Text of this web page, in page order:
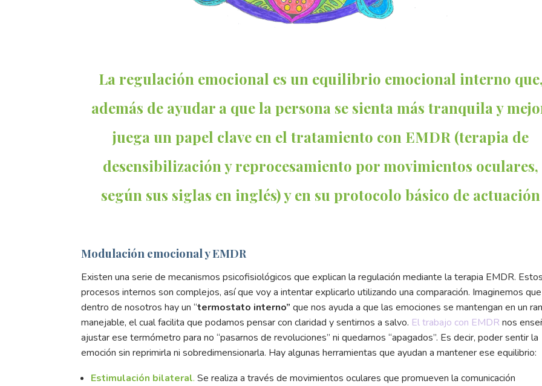
La regulación emocional es un equilibrio emocional interno
además de ayudar a que la persona se sienta más tranquila y
juega un papel clave en el tratamiento con EMDR (terapia de
desensibilización y reprocesamiento por movimientos oculares,
según sus siglas en inglés) y en su protocolo básico de actuación
Modulación emocional y EMDR
Existen una serie de mecanismos psico­fisiológicos que explican la regulación mediante la terapia EMDR.
procesos internos son complejos, así que voy a intentar explicarlo utilizando una comparación. Imaginemos que
dentro de nosotros hay un “termostato interno” que nos ayuda a que las emociones se mantengan en un
manejable, el cual facilita que podamos pensar con claridad y sentirnos a salvo. El trabajo con EMDR nos
ajustar ese termómetro para no “pasarnos de revoluciones” ni quedarnos “apagados”. Es decir, poder sentir la
emoción sin reprimirla ni sobredimensionarla. Hay algunas herramientas que ayudan a mantener ese equilibrio:
Estimulación bilateral. Se realiza a través de movimientos oculares que promueven la comunicación